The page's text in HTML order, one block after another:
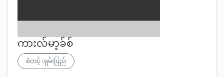
ကားလ်မာ့ခ်စ်
စံတင့် (ရှမ်းပြည်